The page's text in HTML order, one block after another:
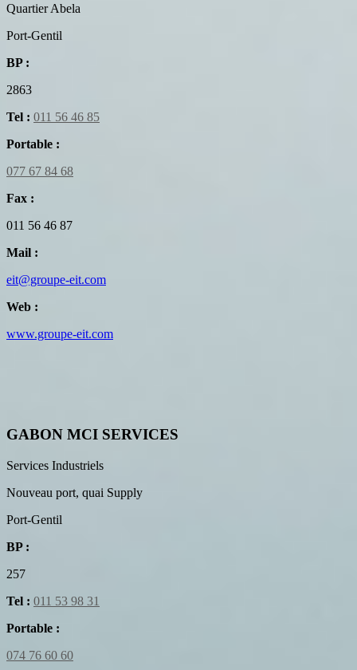
Quartier Abela
Port-Gentil
BP :
2863
Tel : 011 56 46 85
Portable :
077 67 84 68
Fax :
011 56 46 87
Mail :
eit@groupe-eit.com
Web :
www.groupe-eit.com
GABON MCI SERVICES
Services Industriels
Nouveau port, quai Supply
Port-Gentil
BP :
257
Tel : 011 53 98 31
Portable :
074 76 60 60